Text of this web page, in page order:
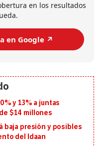
en los resultados
en Google ↗️
y 13% a juntas
$14 millones
baja presión y posibles
del Idaan